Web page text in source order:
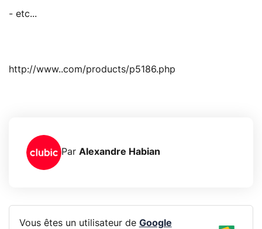
- etc...
http://www..com/products/p5186.php
Par Alexandre Habian
Vous êtes un utilisateur de Google